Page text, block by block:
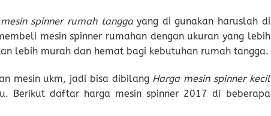
mesin spinner rumah tanggayang di gunakan haruslah di
mesin spinner rumahan dengan ukuran yang lebih
lebih murah dan hemat bagi kebutuhan rumah tangga.
mesin ukm, jadi bisa dibilang Harga mesin spinner kecil
Berikut daftar harga mesin spinner 2017 di beberapa